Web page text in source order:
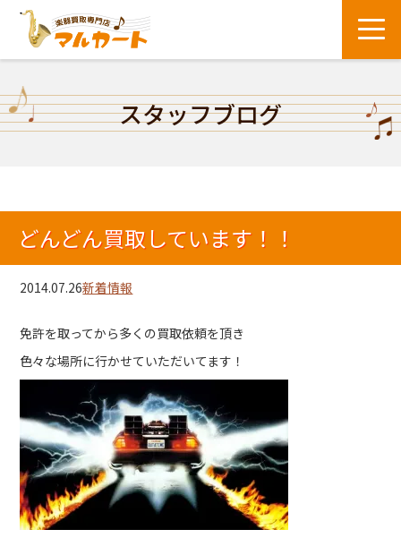
スタッフブログ
どんどん買取しています！！
2014.07.26新着情報
免許を取ってから多くの買取依頼を頂き
色々な場所に行かせていただいてます！